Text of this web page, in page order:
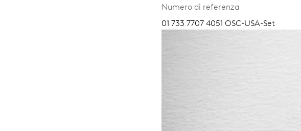
Numero di referenza
01 733 7707 4051 OSC-USA-Set